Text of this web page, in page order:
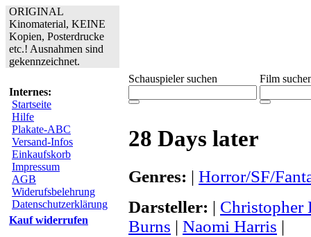
ORIGINAL
Kinomaterial, KEINE
Kopien, Posterdrucke
etc.! Ausnahmen sind
gekennzeichnet.
Internes:
Startseite
Hilfe
Plakate-ABC
Versand-Infos
Einkaufskorb
Impressum
AGB
Widerufsbelehrung
Datenschutzerklärung
Kauf widerrufen
Schauspieler suchen Film
28 Days later
Genres: | Horror/SF/
Darsteller: | Christopher
Burns | Naomi Harris |